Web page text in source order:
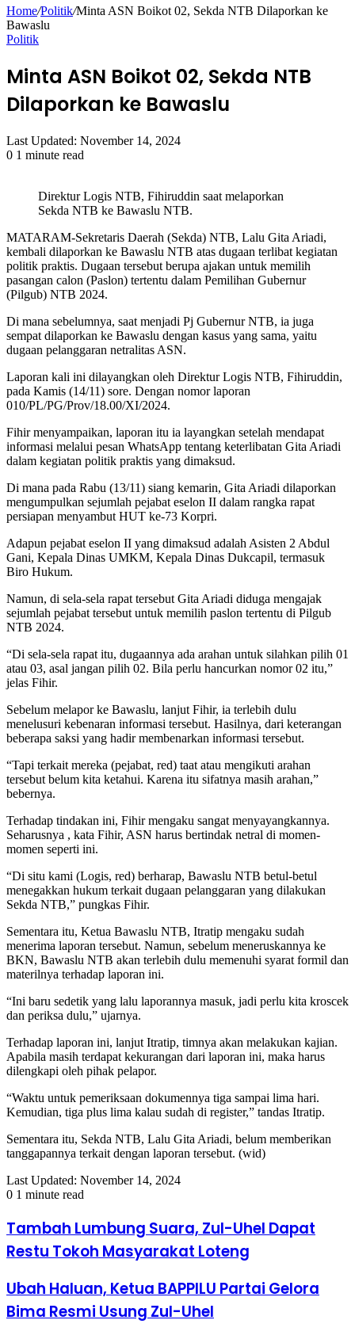
Home/Politik/Minta ASN Boikot 02, Sekda NTB Dilaporkan ke
Bawaslu
Politik
Minta ASN Boikot 02, Sekda NTB
Dilaporkan ke Bawaslu
Last Updated: November 14, 2024
0 1 minute read
Direktur Logis NTB, Fihiruddin saat melaporkan
Sekda NTB ke Bawaslu NTB.
MATARAM-Sekretaris Daerah (Sekda) NTB, Lalu Gita Ariadi,
kembali dilaporkan ke Bawaslu NTB atas dugaan terlibat kegiatan
politik praktis. Dugaan tersebut berupa ajakan untuk memilih
pasangan calon (Paslon) tertentu dalam Pemilihan Gubernur
(Pilgub) NTB 2024.
Di mana sebelumnya, saat menjadi Pj Gubernur NTB, ia juga
sempat dilaporkan ke Bawaslu dengan kasus yang sama, yaitu
dugaan pelanggaran netralitas ASN.
Laporan kali ini dilayangkan oleh Direktur Logis NTB, Fihiruddin,
pada Kamis (14/11) sore. Dengan nomor laporan
010/PL/PG/Prov/18.00/XI/2024.
Fihir menyampaikan, laporan itu ia layangkan setelah mendapat
informasi melalui pesan WhatsApp tentang keterlibatan Gita Ariadi
dalam kegiatan politik praktis yang dimaksud.
Di mana pada Rabu (13/11) siang kemarin, Gita Ariadi dilaporkan
mengumpulkan sejumlah pejabat eselon II dalam rangka rapat
persiapan menyambut HUT ke-73 Korpri.
Adapun pejabat eselon II yang dimaksud adalah Asisten 2 Abdul
Gani, Kepala Dinas UMKM, Kepala Dinas Dukcapil, termasuk
Biro Hukum.
Namun, di sela-sela rapat tersebut Gita Ariadi diduga mengajak
sejumlah pejabat tersebut untuk memilih paslon tertentu di Pilgub
NTB 2024.
“Di sela-sela rapat itu, dugaannya ada arahan untuk silahkan pilih 01
atau 03, asal jangan pilih 02. Bila perlu hancurkan nomor 02 itu,”
jelas Fihir.
Sebelum melapor ke Bawaslu, lanjut Fihir, ia terlebih dulu
menelusuri kebenaran informasi tersebut. Hasilnya, dari keterangan
beberapa saksi yang hadir membenarkan informasi tersebut.
“Tapi terkait mereka (pejabat, red) taat atau mengikuti arahan
tersebut belum kita ketahui. Karena itu sifatnya masih arahan,”
bebernya.
Terhadap tindakan ini, Fihir mengaku sangat menyayangkannya.
Seharusnya , kata Fihir, ASN harus bertindak netral di momen-
momen seperti ini.
“Di situ kami (Logis, red) berharap, Bawaslu NTB betul-betul
menegakkan hukum terkait dugaan pelanggaran yang dilakukan
Sekda NTB,” pungkas Fihir.
Sementara itu, Ketua Bawaslu NTB, Itratip mengaku sudah
menerima laporan tersebut. Namun, sebelum meneruskannya ke
BKN, Bawaslu NTB akan terlebih dulu memenuhi syarat formil dan
materilnya terhadap laporan ini.
“Ini baru sedetik yang lalu laporannya masuk, jadi perlu kita kroscek
dan periksa dulu,” ujarnya.
Terhadap laporan ini, lanjut Itratip, timnya akan melakukan kajian.
Apabila masih terdapat kekurangan dari laporan ini, maka harus
dilengkapi oleh pihak pelapor.
“Waktu untuk pemeriksaan dokumennya tiga sampai lima hari.
Kemudian, tiga plus lima kalau sudah di register,” tandas Itratip.
Sementara itu, Sekda NTB, Lalu Gita Ariadi, belum memberikan
tanggapannya terkait dengan laporan tersebut. (wid)
Last Updated: November 14, 2024
0 1 minute read
Tambah Lumbung Suara, Zul-Uhel Dapat
Restu Tokoh Masyarakat Loteng
Ubah Haluan, Ketua BAPPILU Partai Gelora
Bima Resmi Usung Zul-Uhel